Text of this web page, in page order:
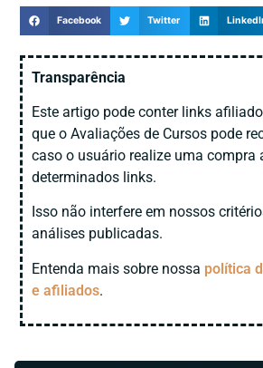
Facebook Twitter
Transparência
Este artigo pode conter links
que o Avaliações de Cursos pode
caso o usuário realize uma compra
determinados links.
Isso não interfere em nossos
análises publicadas.
Entenda mais sobre nossa política
e afiliados.